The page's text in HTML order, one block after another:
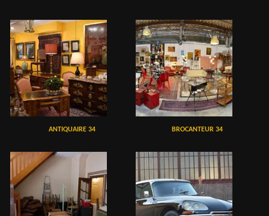
ANTIQUAIRE 34 BROCANTEUR 34